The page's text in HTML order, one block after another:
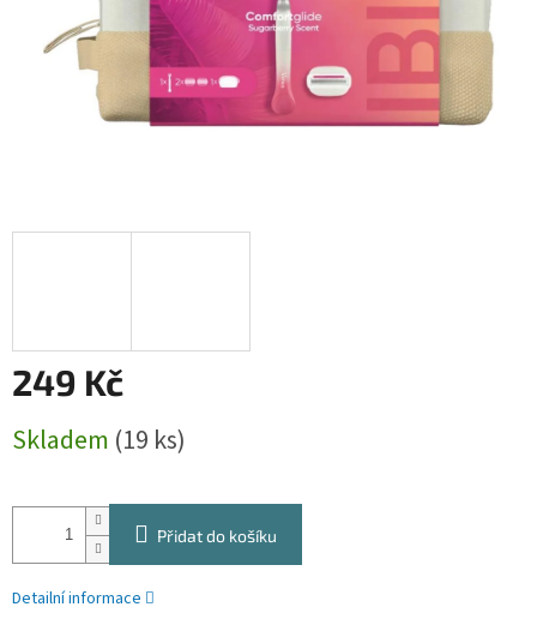
249 Kč
cena:
Skladem (19 ks)
Přidat do košíku
Detailní informace